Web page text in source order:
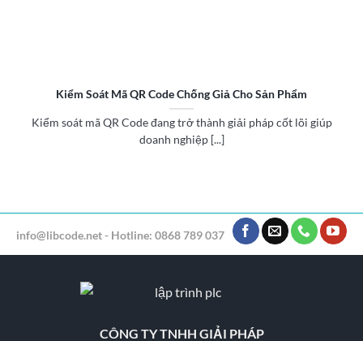
Kiểm Soát Mã QR Code Chống Giả Cho Sản Phẩm
Kiểm soát mã QR Code đang trở thành giải pháp cốt lõi giúp
doanh nghiệp [...]
info@libcode.net - Hotline: 0868 789 037
CÔNG TY TNHH GIẢI PHÁP